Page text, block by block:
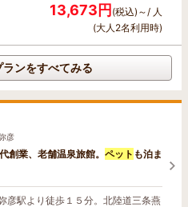
13,673円(税込)～/ 人
(大人2名利用時)
ンをすべてみる
彦
創業、老舗温泉旅館。 ペット も泊ま
彦駅より徒歩１５分。北陸道三条燕